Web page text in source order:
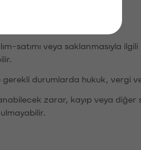
satımı veya saklanmasıyla
durumlarda hukuk, vergi
zarar, kayıp veya diğer